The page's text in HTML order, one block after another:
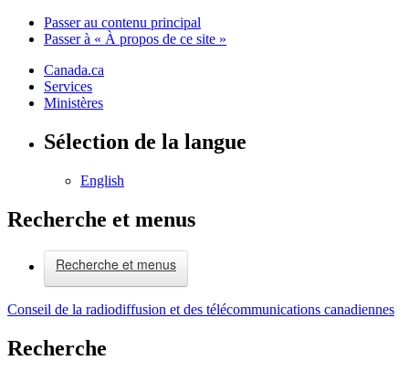
Passer au contenu principal
Passer à « À propos de ce site »
Canada.ca
Services
Ministères
Sélection de la langue
English
Recherche et menus
Recherche et menus
Conseil de la radiodiffusion et des télécommunications canadiennes
Recherche